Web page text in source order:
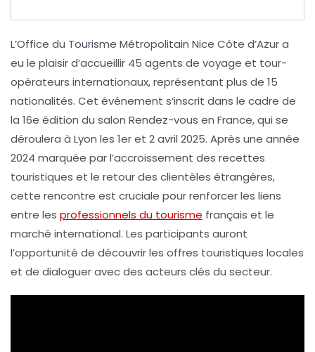
L’Office du Tourisme Métropolitain Nice Côte d’Azura
eu le plaisir d’accueillir 45 agents de voyage et tour-
opérateurs internationaux, représentant plus de 15
nationalités. Cet événement s’inscrit dans le cadre de
la 16e édition du salon Rendez-vous en France, qui se
déroulera à Lyon les 1er et 2 avril 2025. Après une année
2024 marquée par l’accroissement des recettes
touristiques et le retour des clientèles étrangères,
cette rencontre est cruciale pour renforcer les liens
entre les professionnels du tourisme français et le
marché international. Les participants auront
l’opportunité de découvrir les offres touristiques locales
et de dialoguer avec des acteurs clés du secteur.